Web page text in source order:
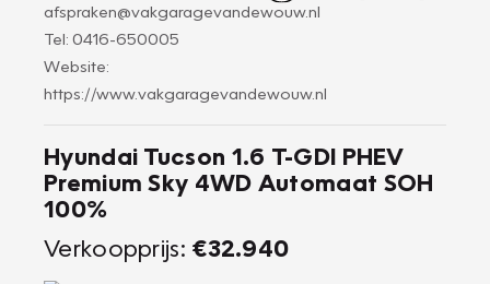
afspraken@vakgaragevandewouw.nl
Tel: 0416-650005
Website:
https://www.vakgaragevandewouw.nl
Hyundai Tucson 1.6 T-GDI PHEV
Premium Sky 4WD Automaat SOH
100%
Verkoopprijs: €32.940